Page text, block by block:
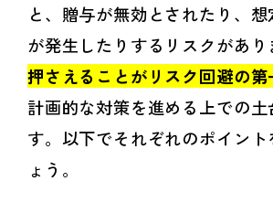
と、贈与が無効とされたり、
が発生したりするリスクがあり
押さえることがリスク回避の第
計画的な対策を進める上での土
す。以下でそれぞれのポイン
ょう。